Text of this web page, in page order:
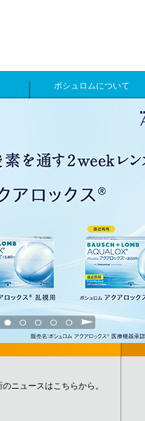
ボシュロムについて
5 6 7 8 9
ニュースはこちらから。